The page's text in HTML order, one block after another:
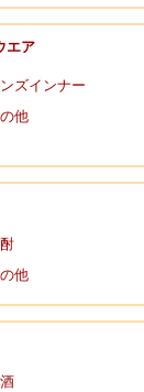
エア
ンズインナー
他
他